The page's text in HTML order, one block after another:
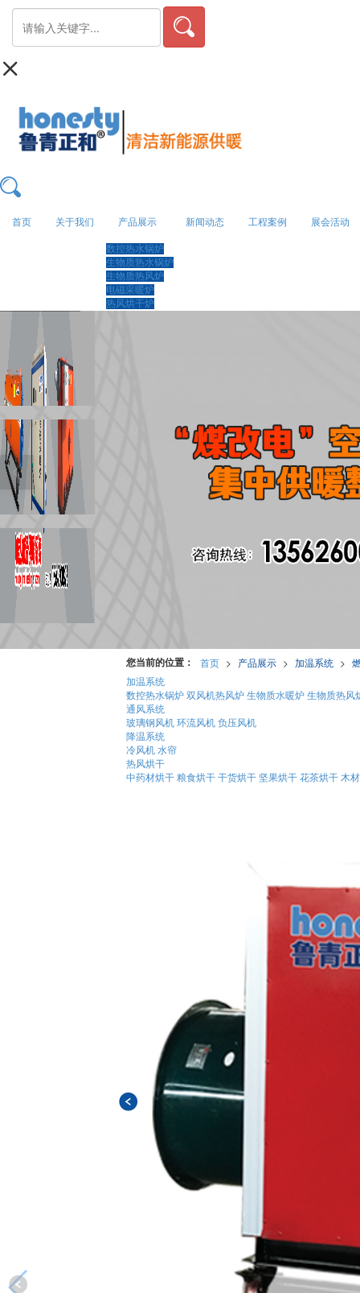
首页 关于我们 产品展示
数控热水锅炉
生物质热水锅炉
生物质热风炉
电磁采暖炉
热风烘干炉
新闻动态 工程案例 展会活动
您当前的位置： 首页 > 产品展示 > 加温系统 >
加温系统
数控热水锅炉 双风机热风炉 生物质水暖炉 生物质热风
通风系统
玻璃钢风机 环流风机 负压风机
降温系统
冷风机 水帘
热风烘干
中药材烘干 粮食烘干 干货烘干 坚果烘干 花茶烘干 木